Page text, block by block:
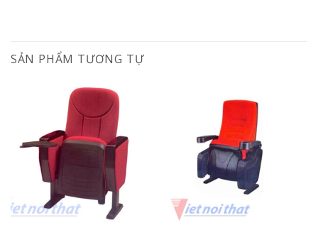
SẢN PHẨM TƯƠNG TỰ